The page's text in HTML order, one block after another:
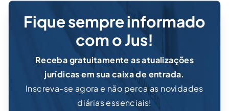
Fique sempre informado
com o Jus!
Receba gratuitamente as atualizações
jurídicas em sua caixa de entrada.
Inscreva-se agora e não perca as novidades
diárias essenciais!